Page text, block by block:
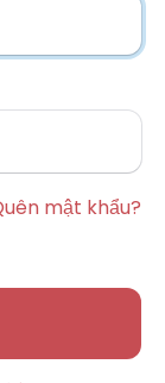
mật khẩu?